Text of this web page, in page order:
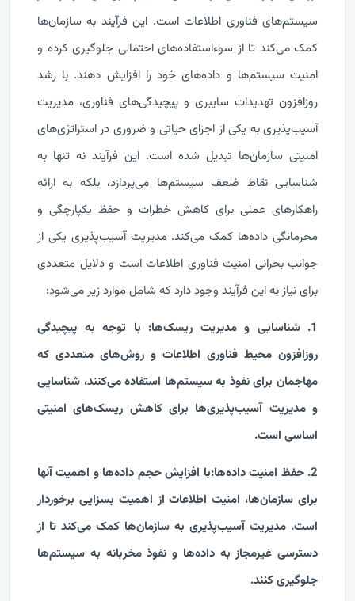
سیستم‌های فناوری اطلاعات است. این فرآیند به سازمان‌ها
کمک می‌کند تا از سوءاستفاده‌های احتمالی جلوگیری کرده و
امنیت سیستم‌ها و داده‌های خود را افزایش دهند. با رشد
روزافزون تهدیدات سایبری و پیچیدگی‌های فناوری، مدیریت
آسیب‌پذیری به یکی از اجزای حیاتی و ضروری در استراتژی‌های
امنیتی سازمان‌ها تبدیل شده است. این فرآیند نه تنها به
شناسایی نقاط ضعف سیستم‌ها می‌پردازد، بلکه به ارائه
راهکارهای عملی برای کاهش خطرات و حفظ یکپارچگی و
محرمانگی داده‌ها کمک می‌کند. مدیریت آسیب‌پذیری یکی از
جوانب بحرانی امنیت فناوری اطلاعات است و دلایل متعددی
برای نیاز به این فرآیند وجود دارد که شامل موارد زیر می‌شود:
1. شناسایی و مدیریت ریسک‌ها: با توجه به پیچیدگی
روزافزون محیط فناوری اطلاعات و روش‌های متعددی که
مهاجمان برای نفوذ به سیستم‌ها استفاده می‌کنند، شناسایی
و مدیریت آسیب‌پذیری‌ها برای کاهش ریسک‌های امنیتی
اساسی است.
2. حفظ امنیت داده‌ها:با افزایش حجم داده‌ها و اهمیت آنها
برای سازمان‌ها، امنیت اطلاعات از اهمیت بسزایی برخوردار
است. مدیریت آسیب‌پذیری به سازمان‌ها کمک می‌کند تا از
دسترسی غیرمجاز به داده‌ها و نفوذ مخربانه به سیستم‌ها
جلوگیری کنند.